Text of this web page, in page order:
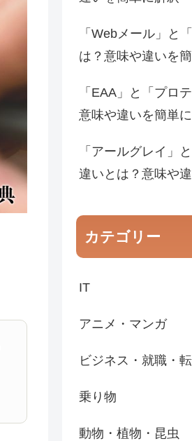
「Webメール」と
は？意味や違いを
「EAA」と「プロ
意味や違いを簡単
「アールグレイ」
違いとは？意味や
カテゴリー
IT
アニメ・マンガ
ビジネス・就職・
乗り物
動物・植物・昆虫